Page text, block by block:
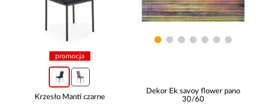
promocja
Krzesło Manti czarne
Dekor Ek savoy flower pano
30/60